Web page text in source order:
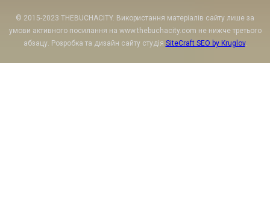
© 2015-2023 THEBUCHACITY. Використання матеріалів сайту лише за
умови активного посилання на www.thebuchacity.com не нижче третього
абзацу. Розробка та дизайн сайту студія SiteCraft SEO by Kruglov.